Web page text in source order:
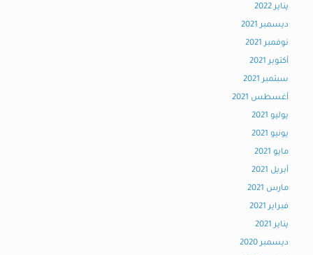
يناير 2022
ديسمبر 2021
نوفمبر 2021
أكتوبر 2021
سبتمبر 2021
أغسطس 2021
يوليو 2021
يونيو 2021
مايو 2021
أبريل 2021
مارس 2021
فبراير 2021
يناير 2021
ديسمبر 2020